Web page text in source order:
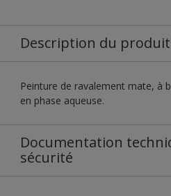
Description du produit
Peinture de ravalement mate, à
en phase aqueuse.
Documentation
sécurité